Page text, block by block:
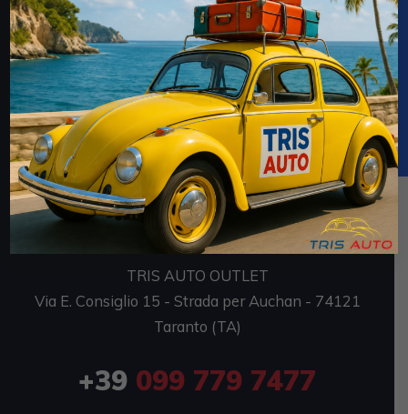
Sedi
TRIS AUTO SRL
Via E. Consiglio 7 - Strada per Auchan - 74121
Taranto (TA)
P.IVA 02694170735
TRIS AUTO OUTLET
Via E. Consiglio 15 - Strada per Auchan - 74121
Taranto (TA)
+39 099 779 7477